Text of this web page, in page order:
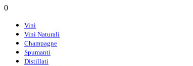
0
Vini
Vini Naturali
Champagne
Spumanti
Distillati